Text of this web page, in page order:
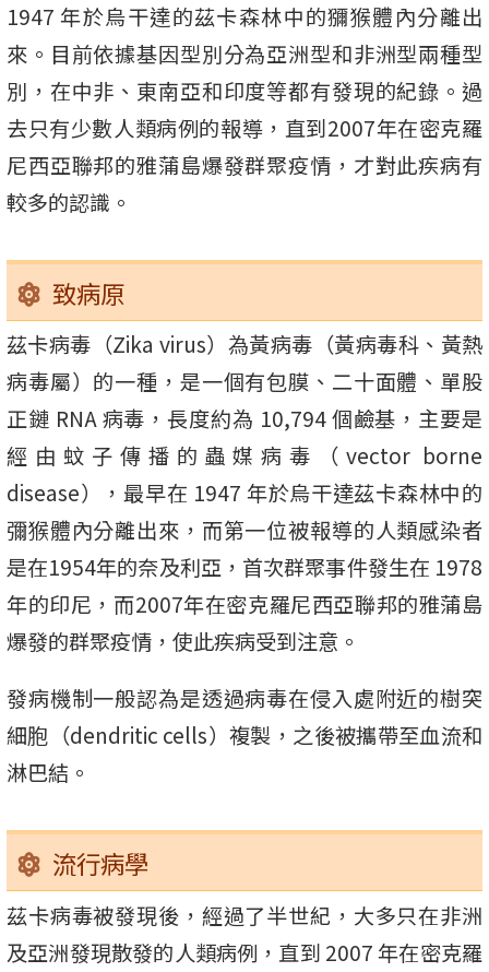
1947 年於烏干達的茲卡森林中的獼猴體內分離出
來。目前依據基因型別分為亞洲型和非洲型兩種型
別，在中非、東南亞和印度等都有發現的紀錄。過
去只有少數人類病例的報導，直到2007年在密克羅
尼西亞聯邦的雅蒲島爆發群聚疫情，才對此疾病有
較多的認識。
致病原
茲卡病毒（Zika virus）為黃病毒（黃病毒科、黃熱
病毒屬）的一種，是一個有包膜、二十面體、單股
正鏈 RNA 病毒，長度約為 10,794 個鹼基，主要是
經由蚊子傳播的蟲媒病毒（vector borne
disease），最早在 1947 年於烏干達茲卡森林中的
彌猴體內分離出來，而第一位被報導的人類感染者
是在1954年的奈及利亞，首次群聚事件發生在 1978
年的印尼，而2007年在密克羅尼西亞聯邦的雅蒲島
爆發的群聚疫情，使此疾病受到注意。
發病機制一般認為是透過病毒在侵入處附近的樹突
細胞（dendritic cells）複製，之後被攜帶至血流和
淋巴結。
流行病學
茲卡病毒被發現後，經過了半世紀，大多只在非洲
及亞洲發現散發的人類病例，直到 2007 年在密克羅